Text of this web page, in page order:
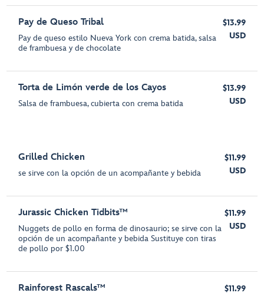
Pay de Queso Tribal
Pay de queso estilo Nueva York con crema batida, salsa
de frambuesa y de chocolate
$13.99
USD
Torta de Limón verde de los Cayos
Salsa de frambuesa, cubierta con crema batida
$13.99
USD
Grilled Chicken
se sirve con la opción de un acompañante y bebida
$11.99
USD
Jurassic Chicken Tidbits™
Nuggets de pollo en forma de dinosaurio; se sirve con la
opción de un acompañante y bebida Sustituye con tiras
de pollo por $1.00
$11.99
USD
Rainforest Rascals™
$11.99